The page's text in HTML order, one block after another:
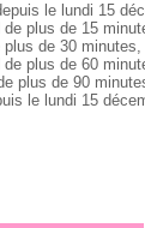
le lundi 15
plus de 15
de 30
plus de 60
plus de 90
le lundi 15